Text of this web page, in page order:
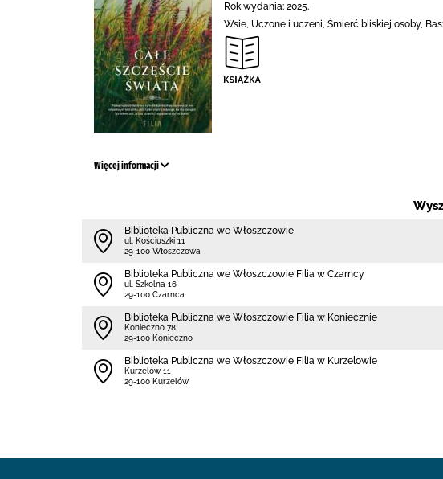
Rok wydania: 2025.
Wsie, Uczone i uczeni, Śmierć bliskiej osoby,
Więcej informacji
Biblioteka Publiczna we Włoszczowie
ul. Kościuszki 11
29-100 Włoszczowa
Biblioteka Publiczna we Włoszczowie Filia w Czarncy
ul. Szkolna 16
29-100 Czarnca
Biblioteka Publiczna we Włoszczowie Filia w Koniecznie
Konieczno 78
29-100 Konieczno
Biblioteka Publiczna we Włoszczowie Filia w Kurzelowie
Kurzelów 11
29-100 Kurzelów